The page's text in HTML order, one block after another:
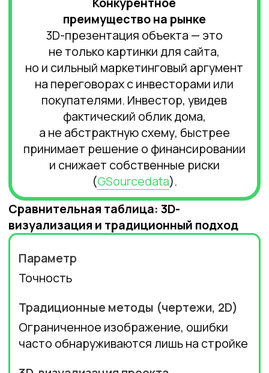
затрат, быстрое согласование и
демонстрация
Коммуникация
Требуют разъяснений между
командами, часто происходят
недоразумения
Общее понимание между заказчиком и
подрядчиком, быстрый обмен идеями
Гибкость изменений
Изменения затруднены, требуют
перепроектирования
Внесение изменений в режиме
реального времени, оценка разных
вариантов